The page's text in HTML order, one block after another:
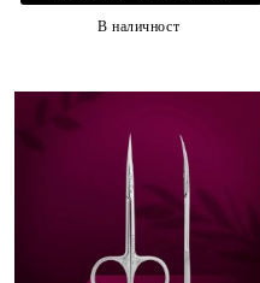
В наличност